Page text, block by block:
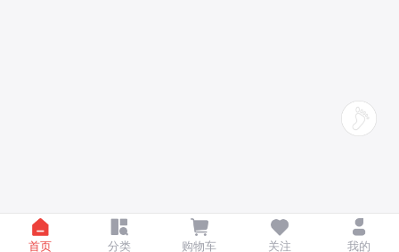
首页 分类 购物车 关注 我的